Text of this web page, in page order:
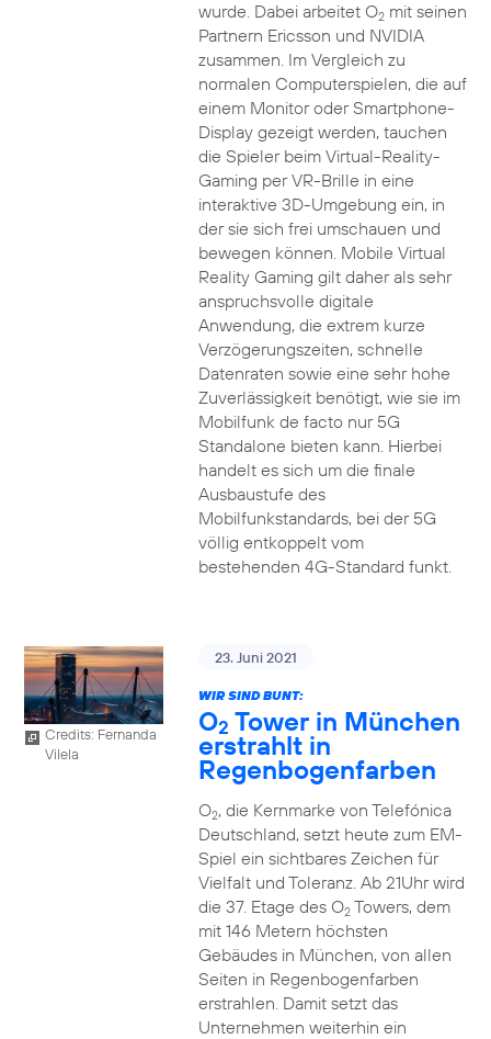
wurde. Dabei arbeitet O2mit seinen
Partnern Ericsson und NVIDIA
zusammen. Im Vergleich zu
normalen Computerspielen, die auf
einem Monitor oder Smartphone-
Display gezeigt werden, tauchen
die Spieler beim Virtual-Reality-
Gaming per VR-Brille in eine
interaktive 3D-Umgebung ein, in
der sie sich frei umschauen und
bewegen können. Mobile Virtual
Reality Gaming gilt daher als sehr
anspruchsvolle digitale
Anwendung, die extrem kurze
Verzögerungszeiten, schnelle
Datenraten sowie eine sehr hohe
Zuverlässigkeit benötigt, wie sie im
Mobilfunk de facto nur 5G
Standalone bieten kann. Hierbei
handelt es sich um die finale
Ausbaustufe des
Mobilfunkstandards, bei der 5G
völlig entkoppelt vom
bestehenden 4G-Standard funkt.
Credits: Fernanda
Vilela
23. Juni 2021
WIR SIND BUNT:
O2 Tower in München
erstrahlt in
Regenbogenfarben
O2, die Kernmarke von Telefónica
Deutschland, setzt heute zum EM-
Spiel ein sichtbares Zeichen für
Vielfalt und Toleranz. Ab 21Uhr wird
die 37. Etage des O2Towers, dem
mit 146 Metern höchsten
Gebäudes in München, von allen
Seiten in Regenbogenfarben
erstrahlen. Damit setzt das
Unternehmen weiterhin ein